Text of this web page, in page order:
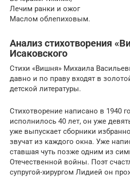
Лечим ранки и ожог
Маслом облепиховым.
Анализ стихотворения
Исаковского
Стихи «Вишня» Михаила
давно и по праву входят в
детской литературы.
Стихотворение написано в 1940
исполнилось 40 лет, он уже
уже выпускает сборники
звучат из каждого окна. Уже
ставшая чуть позже одним из
Отечественной войны. Поэт
супругой-хирургом Лидией он